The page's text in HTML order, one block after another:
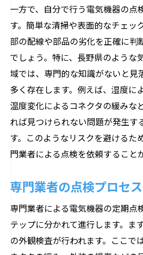
一方で、自分で行う電気機器の点
す。簡単な清掃や表面的なチェッ
部の配線や部品の劣化を正確に判
でしょう。特に、長野県のような
域では、専門的な知識がないと見
多く存在します。例えば、湿度に
温度変化によるコネクタの緩みな
れば見つけられない問題が発生す
す。このようなリスクを避けるた
門業者による点検を依頼すること
専門業者の点検プロセス
専門業者による電気機器の定期点
テップに分かれて進行します。ま
の外観検査が行われます。ここで